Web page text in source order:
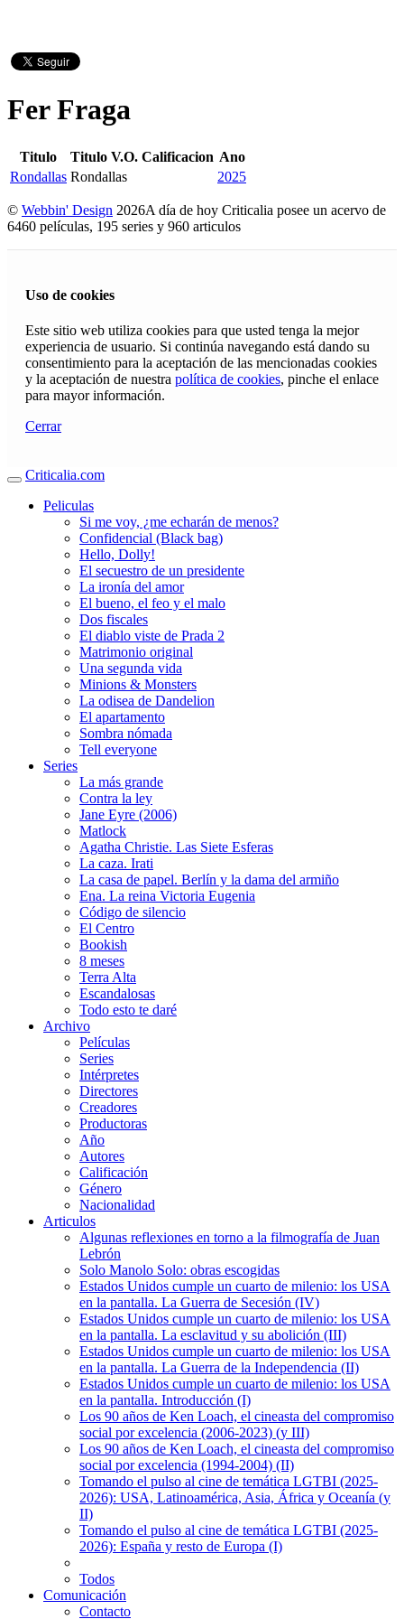
Fer Fraga
Titulo Titulo V.O. Calificacion Ano
Rondallas Rondallas 2025
© Webbin' Design 2026A día de hoy Criticalia posee un acervo de
6460 películas, 195 series y 960 articulos
Uso de cookies
Este sitio web utiliza cookies para que usted tenga la mejor
experiencia de usuario. Si continúa navegando está dando su
consentimiento para la aceptación de las mencionadas cookies
y la aceptación de nuestra política de cookies, pinche el enlace
para mayor información.
Cerrar
Criticalia.com
Peliculas
Si me voy, ¿me echarán de menos?
Confidencial (Black bag)
Hello, Dolly!
El secuestro de un presidente
La ironía del amor
El bueno, el feo y el malo
Dos fiscales
El diablo viste de Prada 2
Matrimonio original
Una segunda vida
Minions & Monsters
La odisea de Dandelion
El apartamento
Sombra nómada
Tell everyone
Series
La más grande
Contra la ley
Jane Eyre (2006)
Matlock
Agatha Christie. Las Siete Esferas
La caza. Irati
La casa de papel. Berlín y la dama del armiño
Ena. La reina Victoria Eugenia
Código de silencio
El Centro
Bookish
8 meses
Terra Alta
Escandalosas
Todo esto te daré
Archivo
Películas
Series
Intérpretes
Directores
Creadores
Productoras
Año
Autores
Calificación
Género
Nacionalidad
Articulos
Algunas reflexiones en torno a la filmografía de Juan
Lebrón
Solo Manolo Solo: obras escogidas
Estados Unidos cumple un cuarto de milenio: los USA
en la pantalla. La Guerra de Secesión (IV)
Estados Unidos cumple un cuarto de milenio: los USA
en la pantalla. La esclavitud y su abolición (III)
Estados Unidos cumple un cuarto de milenio: los USA
en la pantalla. La Guerra de la Independencia (II)
Estados Unidos cumple un cuarto de milenio: los USA
en la pantalla. Introducción (I)
Los 90 años de Ken Loach, el cineasta del compromiso
social por excelencia (2006-2023) (y III)
Los 90 años de Ken Loach, el cineasta del compromiso
social por excelencia (1994-2004) (II)
Tomando el pulso al cine de temática LGTBI (2025-
2026): USA, Latinoamérica, Asia, África y Oceanía (y
II)
Tomando el pulso al cine de temática LGTBI (2025-
2026): España y resto de Europa (I)
Todos
Comunicación
Contacto